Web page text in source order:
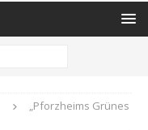
„Pforzheims Grünes